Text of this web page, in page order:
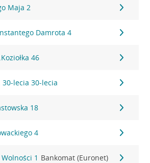
Maja 2
Damrota 4
46
30-lecia 30-lecia
18
4
1 Bankomat (Euronet)